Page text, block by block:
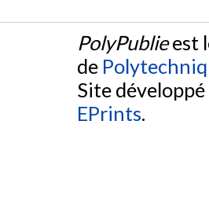
PolyPublieest
de
Site
EPrints.